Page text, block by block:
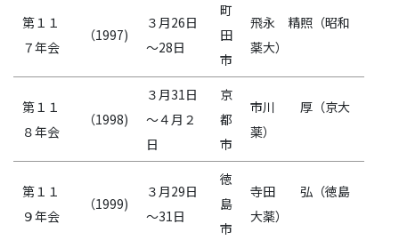
第１１
７年会
（1997)
３月26日
～28日
町
田
市
飛永 精照（昭和
薬大）
第１１
８年会
（1998)
３月31日
～４月２
日
京
都
市
市川 厚（京大
薬）
第１１
９年会
（1999)
３月29日
～31日
徳
島
市
寺田 弘（徳島
大薬）